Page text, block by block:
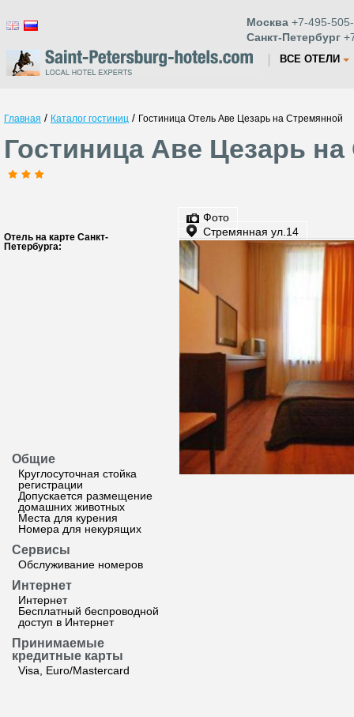
Москва +7-495-
Санкт-Петербург
ВСЕ ОТЕЛИ
Главная / Каталог гостиниц / Гостиница Отель Аве Цезарь на Стремянной
Гостиница Аве Цезарь
Отель на карте Санкт-
Петербурга:
Общие
Круглосуточная стойка
регистрации
Допускается размещение
домашних животных
Места для курения
Номера для некурящих
Сервисы
Обслуживание номеров
Интернет
Интернет
Бесплатный беспроводной
доступ в Интернет
Принимаемые
кредитные карты
Visa, Euro/Mastercard
Фото
Стремянная ул.14